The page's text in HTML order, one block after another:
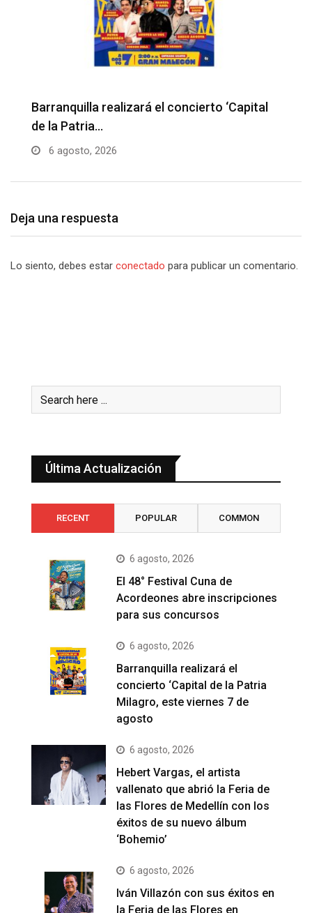
Barranquilla realizará el concierto ‘Capital
de la Patria…
6 agosto, 2026
Deja una respuesta
Lo siento, debes estar conectado para publicar un comentario.
Última Actualización
RECENT POPULAR COMMON
6 agosto, 2026
El 48° Festival Cuna de
Acordeones abre inscripciones
para sus concursos
6 agosto, 2026
Barranquilla realizará el
concierto ‘Capital de la Patria
Milagro, este viernes 7 de
agosto
6 agosto, 2026
Hebert Vargas, el artista
vallenato que abrió la Feria de
las Flores de Medellín con los
éxitos de su nuevo álbum
‘Bohemio’
6 agosto, 2026
Iván Villazón con sus éxitos en
la Feria de las Flores en